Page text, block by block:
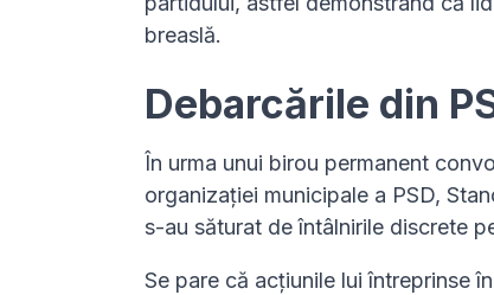
breaslă.
Debarcările din
În urma unui birou permanent
organizației municipale a PSD,
s-au săturat de întâlnirile discrete
Se pare că acțiunile lui întreprinse